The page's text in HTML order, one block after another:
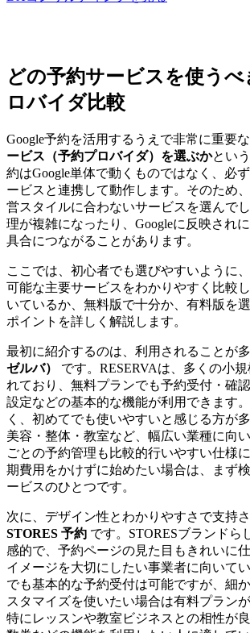
どの予約サービスを使う
ロバイダ比較
Google予約を活用するうえで非常に重要な
ービス（予約プロバイダ）を選ぶかとい
約はGoogle単体で動くものではなく、必
ービスと連携して動作します。そのため
営スタイルに合わないサービスを選んで
理が複雑になったり、Googleに反映され
具合につながることがあります。
ここでは、初心者でも選びやすいように
可能な主要サービスをわかりやすく比較
いているか、無料版で十分か、有料版を
ポイントを詳しく解説します。
最初に紹介するのは、利用されることが
ゼルバ）
です。RESERVAは、多くの小
れており、無料プランでも予約受付・確
設定などの基本的な機能が利用できます
く、初めてでも使いやすいと感じる方が
美容・整体・教室など、幅広い業種に向
ごとの予約管理も比較的行いやすい仕様
期費用をかけずに始めたい場合は、まず
ービスのひとつです。
次に、デザイン性とわかりやすさで支持
STORES 予約 です。STORESブランドら
感的で、予約ページの見た目もきれいに
イメージを大切にしたい事業者に向いて
でも基本的な予約受付は可能ですが、細
スタマイズを使いたい場合は有料プラン
特にレッスンや教室ビジネスとの相性が